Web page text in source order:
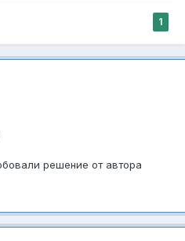
1
решение от автора